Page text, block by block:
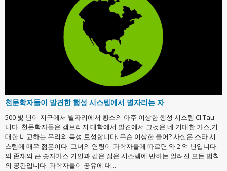
천문학자들이 발견한 행성 시스템에서 별자리는 자
500 빛 년이 지구에서 별자리에서 황소의 아주 이상한 행성 시스템 CI Tau
니다. 천문학자들은 캠브리지 대학에서 발견에서 그것은 네 거대한 가스,거
대한 비교하는 우리의 목성,토성합니다. 무슨 이상한 물어? 사실은 스타 시
스템에 매우 젊은이다. 그녀의 연령이 과학자들에 따르면 약 2 억 년입니다.
의 존재의 큰 숫자가스 거인과 같은 젊은 시스템에 반하는 알려진 모든 법칙
의 공간입니다. 과학자들이 공유에 대...